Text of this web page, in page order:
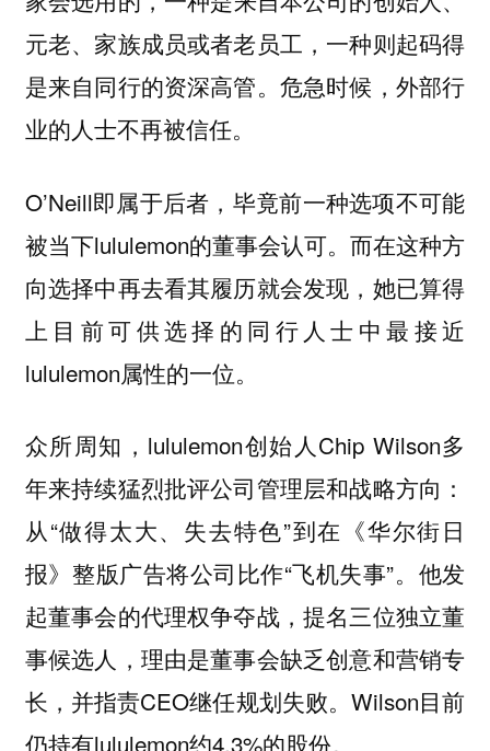
元老、家族成员或者老员工，一种则起码得
是来自同行的资深高管。 危急时候，外部行
业的人士不再被信任。
O’Neill即属于后者，毕竟前一种选项不可能
被当下lululemon的董事会认可。而在这种方
向选择中再去看其履历就会发现，她已算得
上目前可供选择的同行人士中最接近
lululemon属性的一位。
众所周知，lululemon创始人Chip Wilson多
年来持续猛烈批评公司管理层和战略方向：
从“做得太大、失去特色”到在《华尔街日
报》整版广告将公司比作“飞机失事”。他发
起董事会的代理权争夺战，提名三位独立董
事候选人，理由是董事会缺乏创意和营销专
长，并指责CEO继任规划失败。Wilson目前
仍持有lululemon约4.3%的股份。